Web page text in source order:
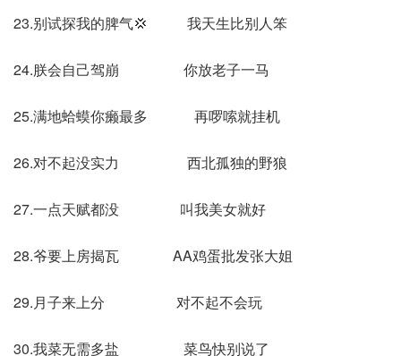
23.别试探我的脾气💢 我天生比别人笨
24.朕会自己驾崩 你放老子一马
25.满地蛤蟆你癞最多 再啰嗦就挂机
26.对不起没实力 西北孤独的野狼
27.一点天赋都没 叫我美女就好
28.爷要上房揭瓦 AA鸡蛋批发张大姐
29.月子来上分 对不起不会玩
30.我菜无需多盐 菜鸟快别说了